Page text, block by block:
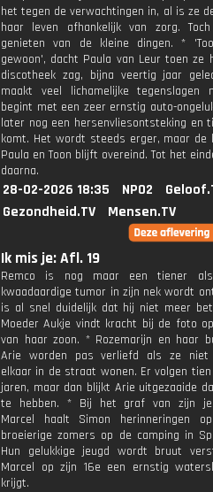
het tegen de verwachtingen in, al is ze
haar leven afhankelijk van zorg.
genieten van de kleine dingen. *
gewoon', dacht Paula van Leur toen ze
discotheek zag, bijna veertig jaar
maakt veel lichamelijke tegenslagen
begint met een zeer ernstig auto-
later nog een hersenvliesontsteking en
komt. Het wordt steeds erger, maar de
Paula en Toon blijft overeind. Tot het
daarna.
28-02-2026 18:35 NPO2
Gezondheid.TV
Mensen.TV
Ik mis je: Afl. 19
Remco is nog maar een tiener
kwaadaardige tumor in zijn nek wordt
is al snel duidelijk dat hij niet meer
Moeder Aukje vindt kracht bij de foto
van haar zoon. * Rozemarijn en haar
Arie worden pas verliefd als ze
elkaar in de straat wonen. Er volgen tien
jaren, maar dan blijkt Arie uitgezaaide
te hebben. * Bij het graf van zijn
Marcel haalt Simon herinneringen
broeierige zomers op de camping in
Hun gelukkige jeugd wordt bruut
Marcel op zijn 16e een ernstig
krijgt.